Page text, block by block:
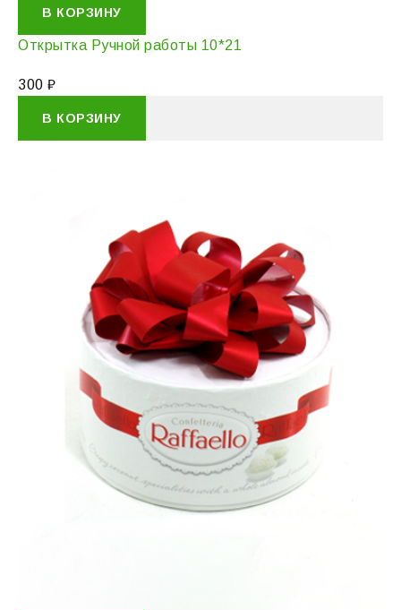
В КОРЗИНУ
Открытка Ручной работы 10*21
300 ₽
В КОРЗИНУ